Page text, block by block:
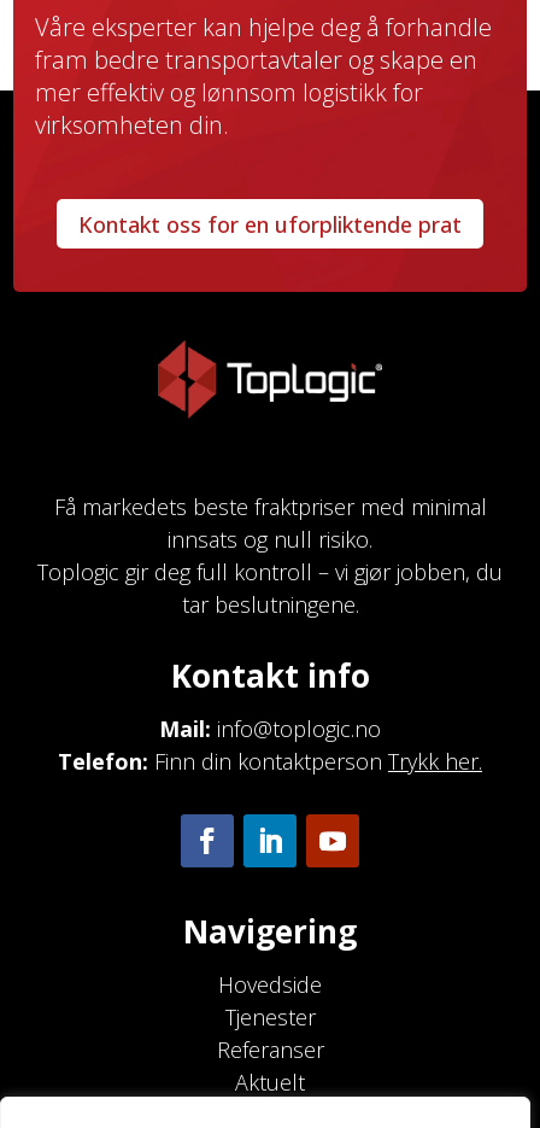
Våre eksperter kan hjelpe deg å forhandle
fram bedre transportavtaler og skape en
mer effektiv og lønnsom logistikk for
virksomheten din.
Kontakt oss for en uforpliktende prat
Få markedets beste fraktpriser med minimal
innsats og null risiko.
Toplogic gir deg full kontroll – vi gjør jobben, du
tar beslutningene.
Kontakt info
Mail: info@toplogic.no
Telefon: Finn din kontaktperson Trykk her.
Navigering
Hovedside
Tjenester
Referanser
Aktuelt